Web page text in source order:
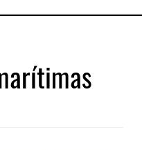
años navegando el c ...